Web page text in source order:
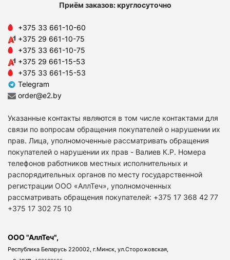
Приём заказов: круглосуточно
+375 33 661-10-60
+375 29 661-10-75
+375 33 661-10-75
+375 29 661-15-53
+375 33 661-15-53
Telegram
order@e2.by
Указанные контакты являются в том числе контактами для
связи по вопросам обращения покупателей о нарушении их
прав. Лица, уполномоченные рассматривать обращения
покупателей о нарушении их прав - Валиев К.Р. Номера
телефонов работников местных исполнительных и
распорядительных органов по месту государственной
регистрации ООО «АллТеч», уполномоченных
рассматривать обращения покупателей: +375 17 368 42 77
+375 17 302 75 10
ООО "АллТеч",
Республика Беларусь 220002, г.Минск, ул.Сторожовская,